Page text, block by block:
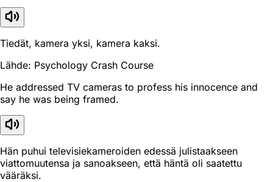
Tiedät, kamera yksi, kamera kaksi.
Lähde: Psychology Crash Course
He addressed TV cameras to profess his innocence and
say he was being framed.
Hän puhui televisiekameroiden edessä julistaakseen
viattomuutensa ja sanoakseen, että häntä oli saatettu
vääräksi.